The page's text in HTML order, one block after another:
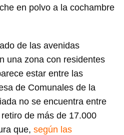
en polvo a la cochambre
de las avenidas
una zona con residentes
estar entre las
de Comunales de la
no se encuentra entre
de más de 17.000
que, según las